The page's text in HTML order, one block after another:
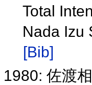
Total
Nada Izu
[Bib]
1980: 佐渡